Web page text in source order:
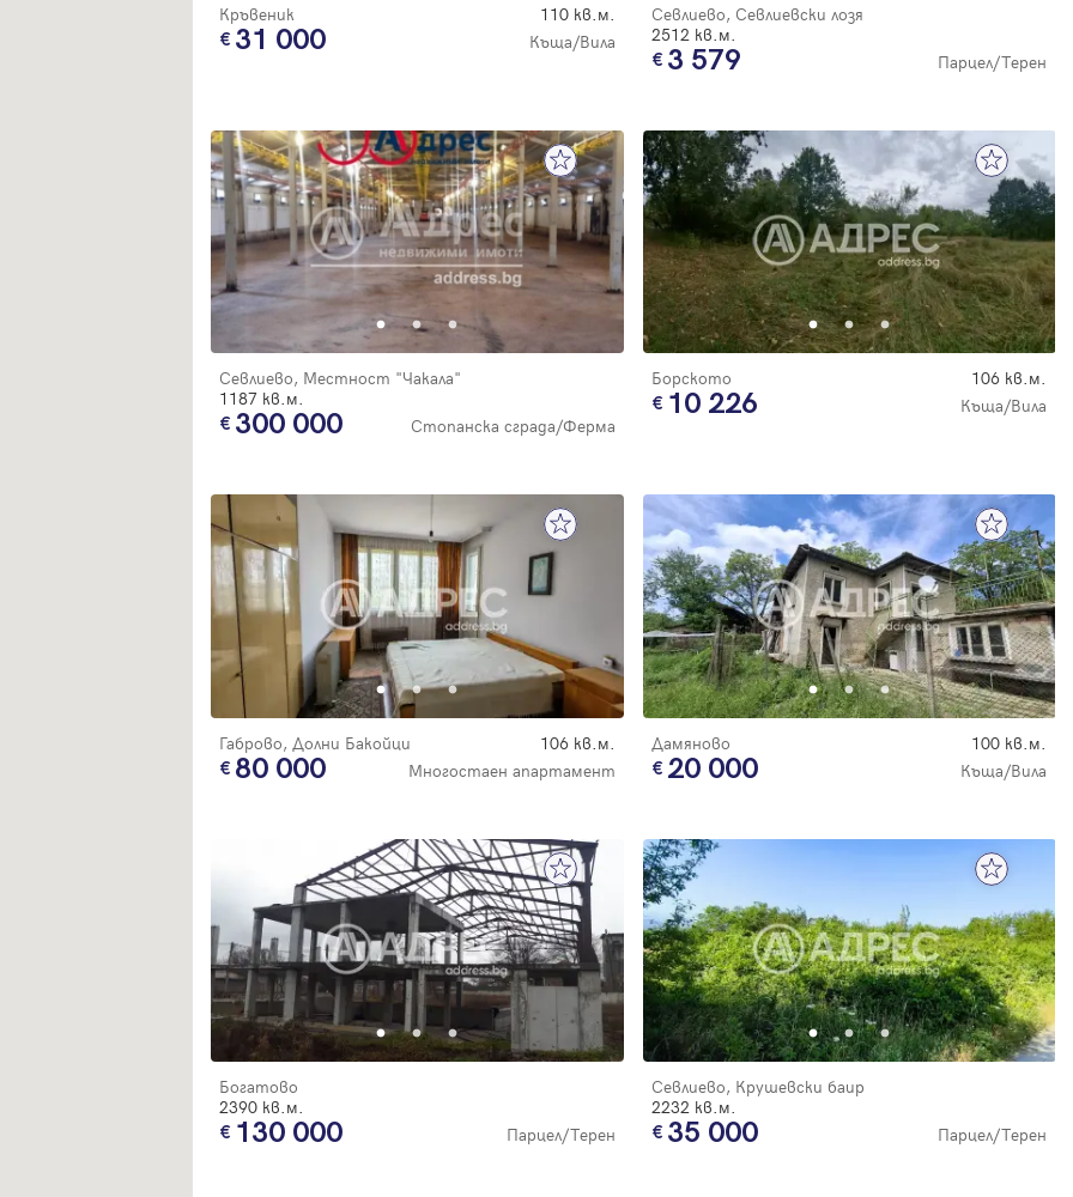
Кръвеник 110 кв.м.
31 000 Къща/Вила
Севлиево, Севлиевски лозя
2512 кв.м.
3 579 Парцел/Терен
Севлиево, Местност "Чакала"
1187 кв.м.
300 000 Стопанска сграда/Ферма
Борското 106 кв.м.
10 226 Къща/Вила
Габрово, Долни Бакойци 106 кв.м.
80 000 Многостаен апартамент
Дамяново 100 кв.м.
20 000 Къща/Вила
Богатово
2390 кв.м.
130 000 Парцел/Терен
Севлиево, Крушевски баир
2232 кв.м.
35 000 Парцел/Терен